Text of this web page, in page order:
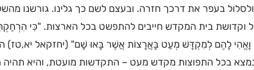
בעפר את דרכך חזרה. ובעצם לשם כך גלינו. גורשנו
וקדושת בית המקדש חייבים להתפשט בכל הארצות. "כִּי
וָאֱהִי לָהֶם לְמִקְדָּשׁ מְעַט בָּאֲרָצוֹת אֲשֶׁר בָּאוּ שָׁם" (יחזקאל יא,טז)
בכל התפוצות מקדש מעט – התקדשות מועטת, והיא תהיה